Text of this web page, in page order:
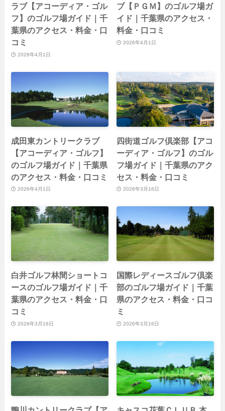
ラブ【アコーディア・ゴル
フ】のゴルフ場ガイド｜千
葉県のアクセス・料金・口
コミ
2026年4月1日
ブ【ＰＧＭ】のゴルフ場ガ
イド｜千葉県のアクセス・
料金・口コミ
2026年4月1日
成田東カントリークラブ
【アコーディア・ゴルフ】
のゴルフ場ガイド｜千葉県
のアクセス・料金・口コミ
2026年4月1日
四街道ゴルフ倶楽部【アコ
ーディア・ゴルフ】のゴル
フ場ガイド｜千葉県のアク
セス・料金・口コミ
2026年3月16日
白井ゴルフ林間ショートコ
ースのゴルフ場ガイド｜千
葉県のアクセス・料金・口
コミ
2026年3月16日
国際レディースゴルフ倶楽
部のゴルフ場ガイド｜千葉
県のアクセス・料金・口コ
ミ
2026年3月16日